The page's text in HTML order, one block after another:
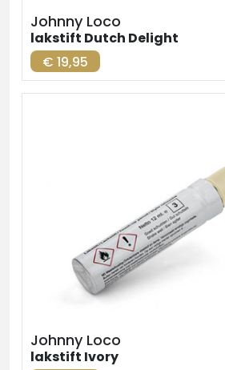
Johnny Loco
lakstift Dutch Delight
€ 19,95
Johnny Loco
lakstift Ivory